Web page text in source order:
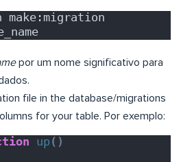
por um nome significativo para
file in the database/migrations
for your table. Por exemplo:
up ()